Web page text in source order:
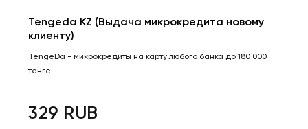
Tengeda KZ (Выдача микрокредита новому
клиенту)
TengeDa - микрокредиты на карту любого банка до 180 000
тенге.
329 RUB